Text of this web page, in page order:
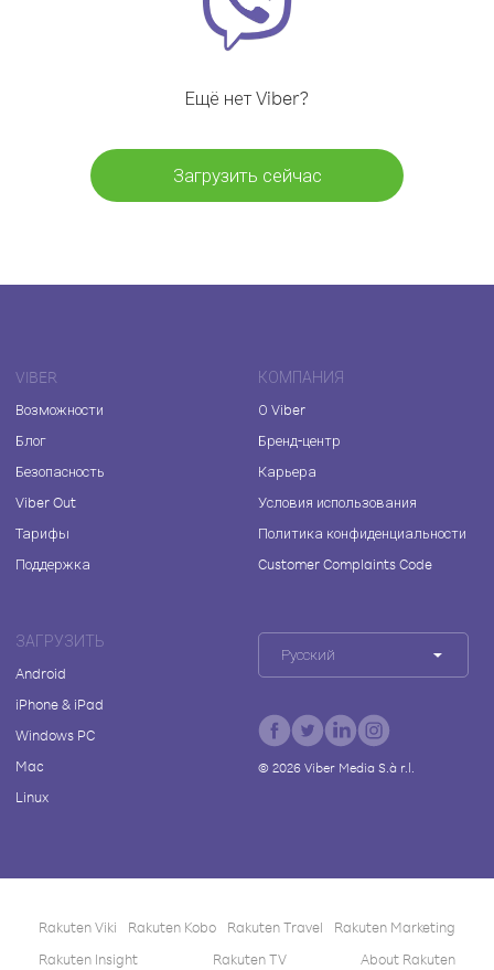
Ещё нет Viber?
Загрузить сейчас
VIBER
Возможности
Блог
Безопасность
Viber Out
Тарифы
Поддержка
КОМПАНИЯ
О Viber
Бренд-центр
Карьера
Условия использования
Политика конфиденциальности
Customer Complaints Code
ЗАГРУЗИТЬ
Android
iPhone & iPad
Windows PC
Mac
Linux
Русский
© 2026Viber Media S.à r.l.
Rakuten Viki Rakuten Kobo Rakuten Travel
Rakuten Marketing
Rakuten Insight
Rakuten TV About Rakuten